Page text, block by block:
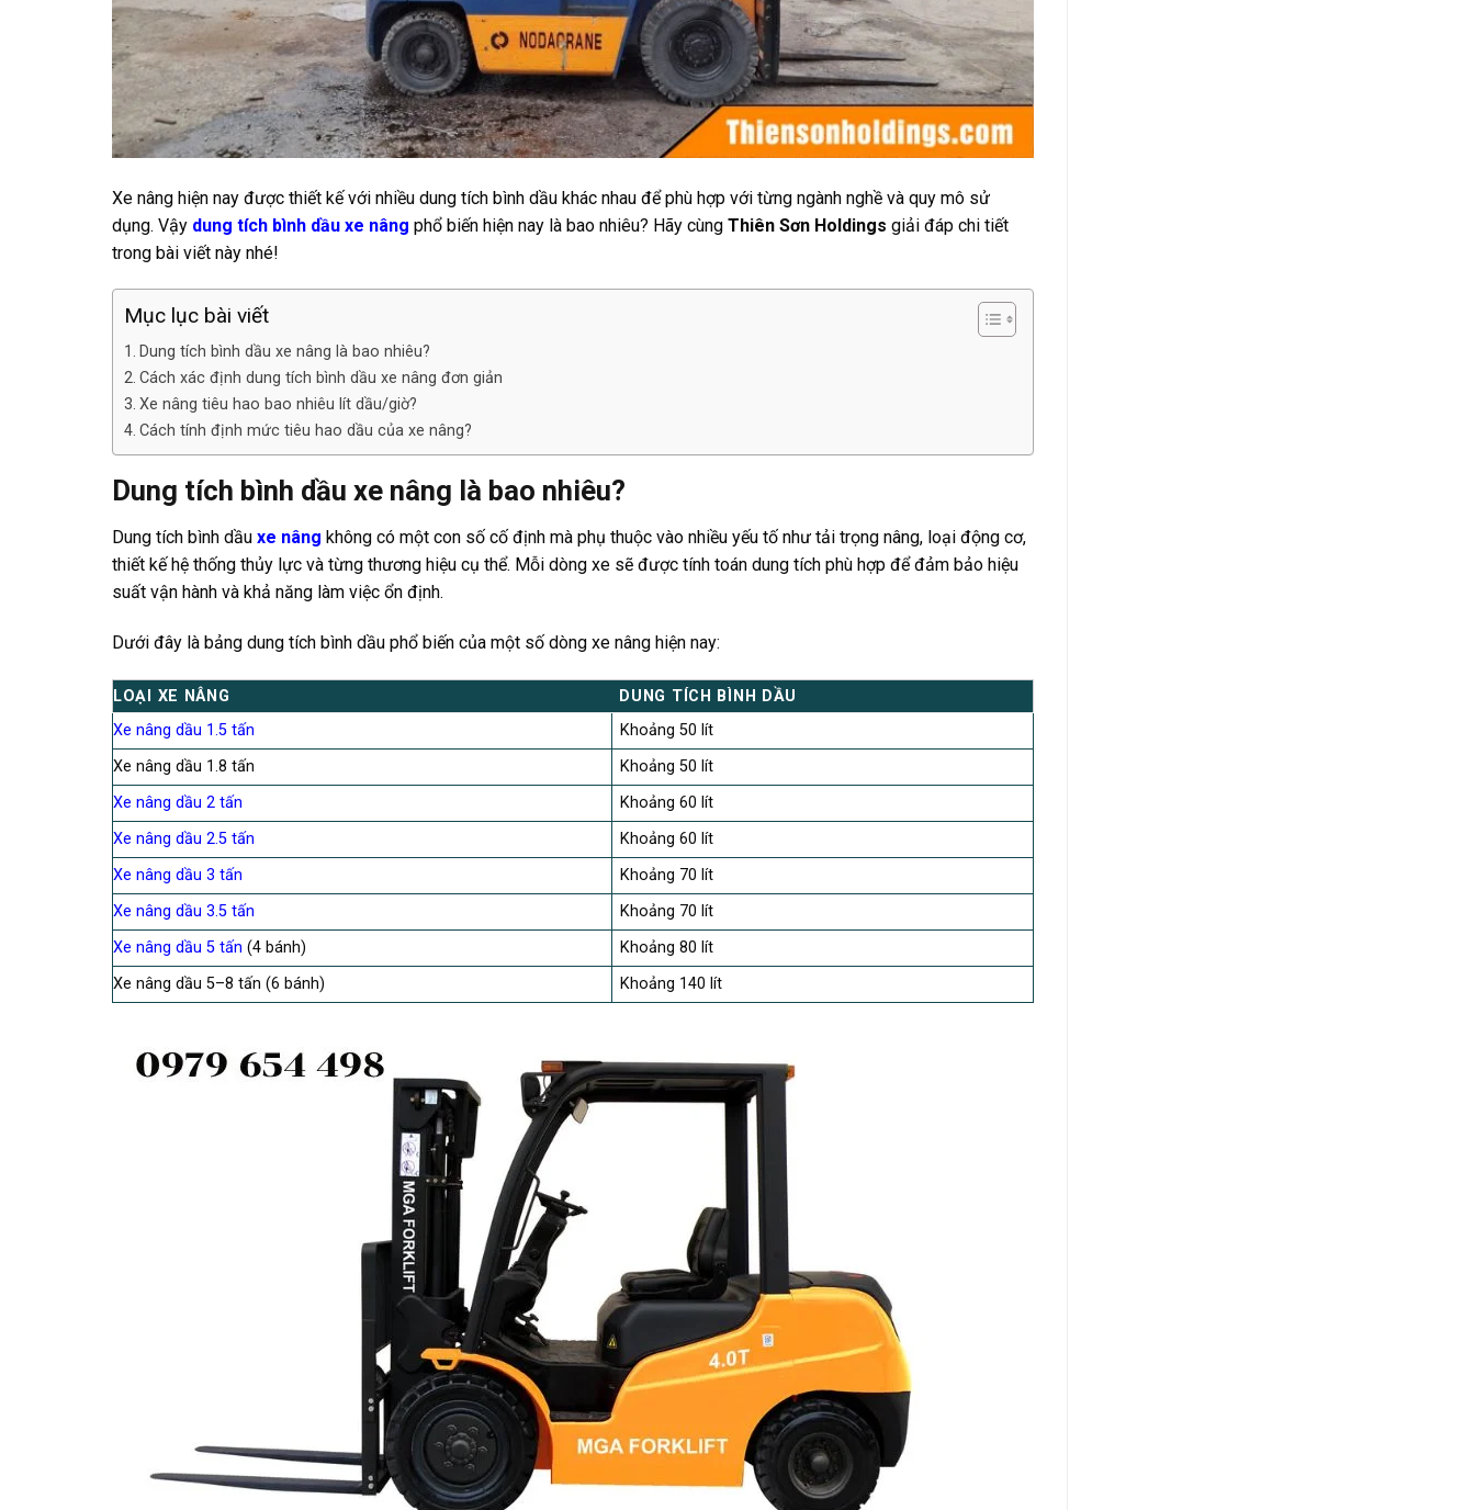
Xe nâng hiện nay được thiết kế với nhiều dung tích bình dầu khác nhau để phù hợp với từng ngành nghề và quy mô sử
dụng. Vậy dung tích bình dầu xe nâng phổ biến hiện nay là bao nhiêu? Hãy cùng Thiên Sơn Holdings giải đáp chi tiết
trong bài viết này nhé!
Mục lục bài viết
Dung tích bình dầu xe nâng là bao nhiêu?
Cách xác định dung tích bình dầu xe nâng đơn giản
Xe nâng tiêu hao bao nhiêu lít dầu/giờ?
Cách tính định mức tiêu hao dầu của xe nâng?
Dung tích bình dầu xe nâng là bao nhiêu?
Dung tích bình dầu xe nâng không có một con số cố định mà phụ thuộc vào nhiều yếu tố như tải trọng nâng, loại động cơ,
thiết kế hệ thống thủy lực và từng thương hiệu cụ thể. Mỗi dòng xe sẽ được tính toán dung tích phù hợp để đảm bảo hiệu
suất vận hành và khả năng làm việc ổn định.
Dưới đây là bảng dung tích bình dầu phổ biến của một số dòng xe nâng hiện nay:
LOẠI XE NÂNG
DUNG TÍCH BÌNH DẦU
Xe nâng dầu 1.5 tấn
Khoảng 50 lít
Xe nâng dầu 1.8 tấn
Khoảng 50 lít
Xe nâng dầu 2 tấn
Khoảng 60 lít
Xe nâng dầu 2.5 tấn
Khoảng 60 lít
Xe nâng dầu 3 tấn
Khoảng 70 lít
Xe nâng dầu 3.5 tấn
Khoảng 70 lít
Xe nâng dầu 5 tấn (4 bánh)
Khoảng 80 lít
Xe nâng dầu 5–8 tấn (6 bánh)
Khoảng 140 lít